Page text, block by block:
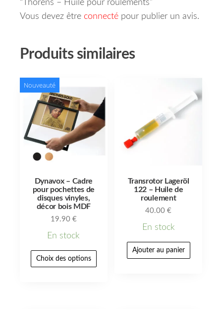
“Thorens – Huile pour roulements”
Vous devez être connecté pour publier un avis.
Produits similaires
Nouveauté
Dynavox – Cadre
pour pochettes de
disques vinyles,
décor bois MDF
19.90 €
En stock
Choix des options
Transrotor Lageröl
122 – Huile de
roulement
40.00€
En stock
Ajouter au panier